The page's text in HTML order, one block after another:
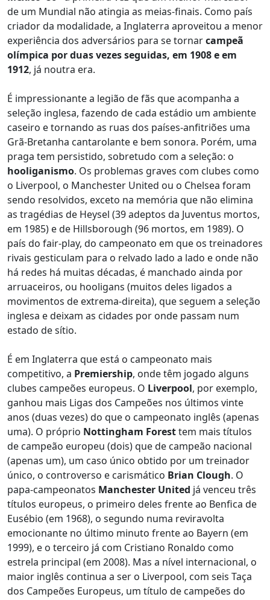
de um Mundial não atingia as meias-finais. Como país
criador da modalidade, a Inglaterra aproveitou a menor
experiência dos adversários para se tornarcampeã
olímpica por duas vezes seguidas, em 1908 e em
1912, já noutra era.
É impressionante a legião de fãs que acompanha a
seleção inglesa, fazendo de cada estádio um ambiente
caseiro e tornando as ruas dos países-anfitriões uma
Grã-Bretanha cantarolante e bem sonora. Porém, uma
praga tem persistido, sobretudo com a seleção: o
hooliganismo. Os problemas graves com clubes como
o Liverpool, o Manchester United ou o Chelsea foram
sendo resolvidos, exceto na memória que não elimina
as tragédias de Heysel (39 adeptos da Juventus mortos,
em 1985) e de Hillsborough (96 mortos, em 1989). O
país do fair-play, do campeonato em que os treinadores
rivais gesticulam para o relvado lado a lado e onde não
há redes há muitas décadas, é manchado ainda por
arruaceiros, ou hooligans (muitos deles ligados a
movimentos de extrema-direita), que seguem a seleção
inglesa e deixam as cidades por onde passam num
estado de sítio.
É em Inglaterra que está o campeonato mais
competitivo, a Premiership, onde têm jogado alguns
clubes campeões europeus. O Liverpool, por exemplo,
ganhou mais Ligas dos Campeões nos últimos vinte
anos (duas vezes) do que o campeonato inglês (apenas
uma). O próprio Nottingham Foresttem mais títulos
de campeão europeu (dois) que de campeão nacional
(apenas um), um caso único obtido por um treinador
único, o controverso e carismático Brian Clough. O
papa-campeonatos Manchester United já venceu três
títulos europeus, o primeiro deles frente ao Benfica de
Eusébio (em 1968), o segundo numa reviravolta
emocionante no último minuto frente ao Bayern (em
1999), e o terceiro já com Cristiano Ronaldo como
estrela principal (em 2008). Mas a nível internacional, o
maior inglês continua a ser o Liverpool, com seis Taça
dos Campeões Europeus, um título de campeões do